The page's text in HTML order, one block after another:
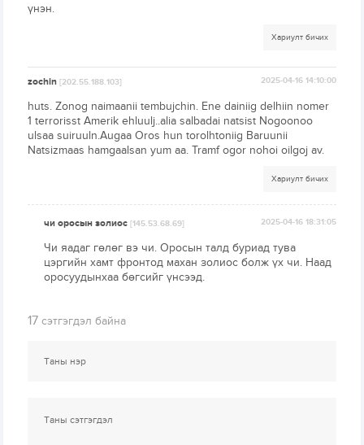
үнэн.
Хариулт бичих
zochin[202.55.188.103] 2025-04-16 14:10:00
huts. Zonog naimaanii tembujchin. Ene dainiig delhiin nomer
1 terrorisst Amerik ehluulj..alia salbadai natsist Nogoonoo
ulsaa suiruuln.Augaa Oros hun torolhtoniig Baruunii
Natsizmaas hamgaalsan yum aa. Tramf ogor nohoi oilgoj av.
Хариулт бичих
чи оросын золиос[145.53.68.69] 2025-04-16 18:31:05
Чи яадаг гөлөг вэ чи. Оросын талд буриад тува
цэргийн хамт фронтод махан золиос болж үх чи. Наад
оросуудынхаа бөгсийг үнсээд.
17 сэтгэгдэл байна